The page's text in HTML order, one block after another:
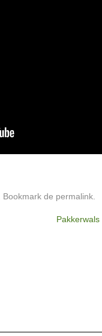
. Bookmark de permalink